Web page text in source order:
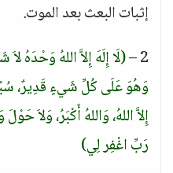
إثبات البعث بعد الموت.
2 – (لَا إِلَهَ إِلاَّ اللهُ وَحْدَهُ
وَهُوَ عَلَى كُلِّ شَيءٍ قَدِيرٌ،
إِلاَّ اللهُ، وَاللهُ أَكْبَرُ، وَلاَ
رَبِّ اغْفِر لِي)